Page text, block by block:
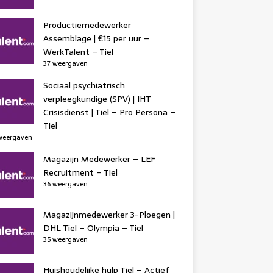
Productiemedewerker
Assemblage | €15 per uur –
WerkTalent – Tiel
37 weergaven
Sociaal psychiatrisch
verpleegkundige (SPV) | IHT
Crisisdienst | Tiel – Pro Persona –
Tiel
Magazijn Medewerker – LEF
Recruitment – Tiel
36 weergaven
Magazijnmedewerker 3-Ploegen |
DHL Tiel – Olympia – Tiel
35 weergaven
Huishoudelijke hulp Tiel – Actief